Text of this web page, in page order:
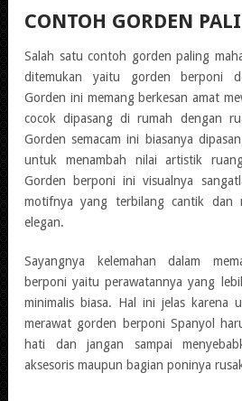
CONTOH GORDEN
Salah satu contoh gorden paling
ditemukan yaitu gorden berponi
Gorden ini memang berkesan amat
cocok dipasang di rumah dengan
Gorden semacam ini biasanya
untuk menambah nilai artistik
Gorden berponi ini visualnya
motifnya yang terbilang cantik dan
elegan.
Sayangnya kelemahan dalam
berponi yaitu perawatannya yang
minimalis biasa. Hal ini jelas karena
merawat gorden berponi Spanyol
hati dan jangan sampai
aksesoris maupun bagian poninya